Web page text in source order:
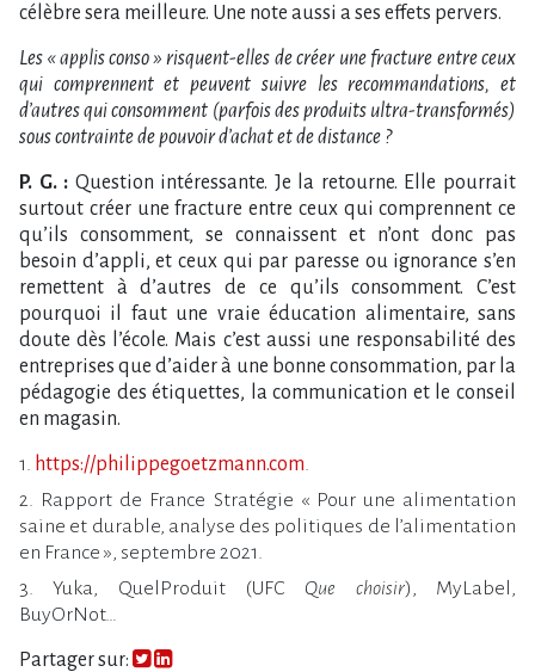
célèbre sera meilleure. Une note aussi a ses effets pervers.
Les « applis conso » risquent-elles de créer une fracture entre ceux
qui comprennent et peuvent suivre les recommandations, et
d’autres qui consomment (parfois des produits ultra-transformés)
sous contrainte de pouvoir d’achat et de distance ?
P. G. : Question intéressante. Je la retourne. Elle pourrait
surtout créer une fracture entre ceux qui comprennent ce
qu’ils consomment, se connaissent et n’ont donc pas
besoin d’appli, et ceux qui par paresse ou ignorance s’en
remettent à d’autres de ce qu’ils consomment. C’est
pourquoi il faut une vraie éducation alimentaire, sans
doute dès l’école. Mais c’est aussi une responsabilité des
entreprises que d’aider à une bonne consommation, par la
pédagogie des étiquettes, la communication et le conseil
en magasin.
1. https://philippegoetzmann.com.
2. Rapport de France Stratégie « Pour une alimentation
saine et durable, analyse des politiques de l’alimentation
en France », septembre 2021.
3. Yuka, QuelProduit (UFC Que choisir), MyLabel,
BuyOrNot…
Partager sur: